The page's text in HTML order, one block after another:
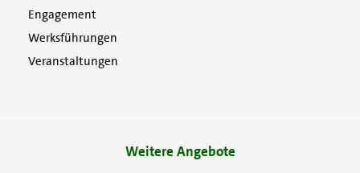
Engagement
Werksführungen
Veranstaltungen
Weitere Angebote